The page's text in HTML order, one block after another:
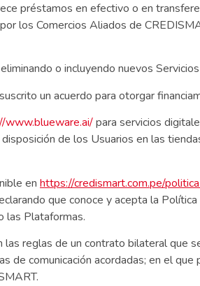
préstamos en efectivo o en
los Comercios Aliados de
o incluyendo nuevos
un acuerdo para otorgar
www.blueware.ai/para servicios
de los Usuarios en las
en https://credismart.com.pe/
que conoce y acepta la
las Plataformas.
reglas de un contrato bilateral que
comunicación acordadas; en el